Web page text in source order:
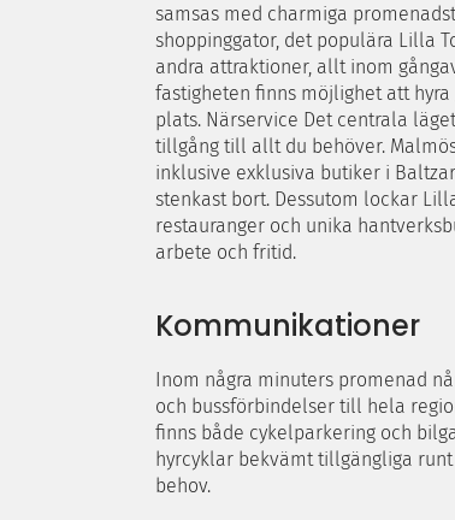
samsas med charmiga
shoppinggator, det populära Lilla
andra attraktioner, allt inom
fastigheten finns möjlighet att
plats. Närservice Det centrala
tillgång till allt du behöver.
inklusive exklusiva butiker i
stenkast bort. Dessutom lockar
restauranger och unika
arbete och fritid.
Kommunikationer
Inom några minuters promenad
och bussförbindelser till hela
finns både cykelparkering och
hyrcyklar bekvämt tillgängliga
behov.